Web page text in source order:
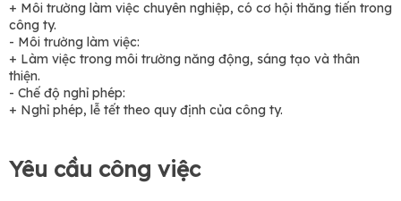
+ Môi trường làm việc chuyên nghiệp, có cơ hội thăng tiến trong
công ty.
- Môi trường làm việc:
+ Làm việc trong môi trường năng động, sáng tạo và thân
thiện.
- Chế độ nghỉ phép:
+ Nghỉ phép, lễ tết theo quy định của công ty.
Yêu cầu công việc